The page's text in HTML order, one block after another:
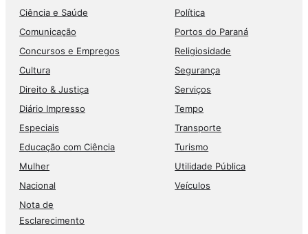
Ciência e Saúde
Comunicação
Concursos e Empregos
Cultura
Direito & Justiça
Diário Impresso
Especiais
Educação com Ciência
Mulher
Nacional
Nota de
Esclarecimento
Política
Portos do Paraná
Religiosidade
Segurança
Serviços
Tempo
Transporte
Turismo
Utilidade Pública
Veículos